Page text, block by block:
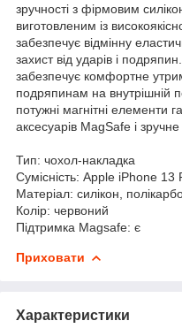
зручності з фірмовим
виготовленим із
забезпечує відмінну
захист від ударів і
забезпечує комфортне
подряпинам на внутрішній
потужні магнітні елементи
аксесуарів MagSafe і
Тип: чохол-накладка
Сумісність: Apple iPhone 13
Матеріал: силікон,
Колір: червоний
Підтримка Magsafe: є
Приховати
Характеристики